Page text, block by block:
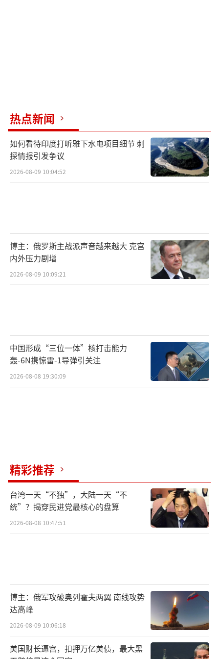
热点新闻
如何看待印度打听雅下水电项目细节 刺
探情报引发争议
2026-08-09 10:04:52
博主：俄罗斯主战派声音越来越大 克宫
内外压力剧增
2026-08-09 10:09:21
中国形成“三位一体”核打击能力
轰-6N携惊雷-1导弹引关注
2026-08-08 19:30:09
精彩推荐
台湾一天“不独”，大陆一天“不
统”？揭穿民进党最核心的盘算
2026-08-08 10:47:51
博主：俄军攻破奥列霍夫两翼 南线攻势
达高峰
2026-08-09 10:06:18
美国财长逼宫，扣押万亿美债，最大黑